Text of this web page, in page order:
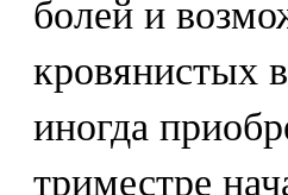
болей и
кровянистых
иногда
триместре